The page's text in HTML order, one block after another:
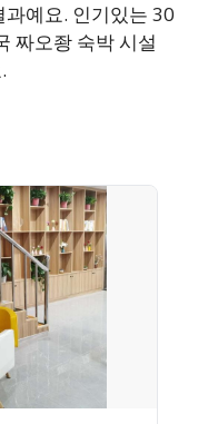
예요. 인기있는 30
짜오좡 숙박 시설